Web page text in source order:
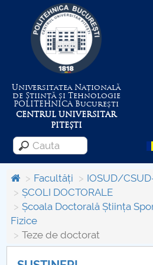
Universitatea Națională
de Știință și Tehnologie
POLITEHNICABucurești
CENTRUL UNIVERSITAR
PITEȘTI
Menu
Despre Universitate
Centrul de Management al
Facultăți
IOSUD/
ȘCOLI DOCTORALE
Școala Doctorală Știința
Fizice
Teze de doctorat